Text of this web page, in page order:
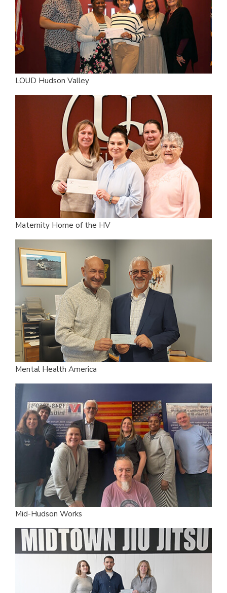
LOUD Hudson Valley
Maternity Home of the HV
Mental Health America
Mid-Hudson Works